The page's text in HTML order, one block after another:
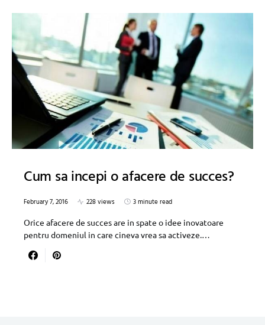
Cum sa incepi o afacere de succes?
February 7, 2016 228 views
3 minute read
Orice afacere de succes are in spate o idee inovatoare
pentru domeniul in care cineva vrea sa activeze.…